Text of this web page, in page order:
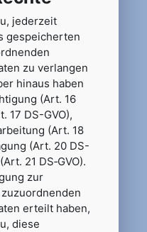
jederzeit
gespeicherten
zu verlangen
hinaus haben
(Art. 16
17 DS-GVO),
(Art. 18
(Art. 20 DS-
21 DS‑GVO).
zur
erteilt haben,
diese